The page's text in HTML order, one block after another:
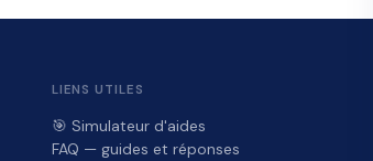
LIENS UTILES
🎯 Simulateur d'aides
FAQ — guides et réponses